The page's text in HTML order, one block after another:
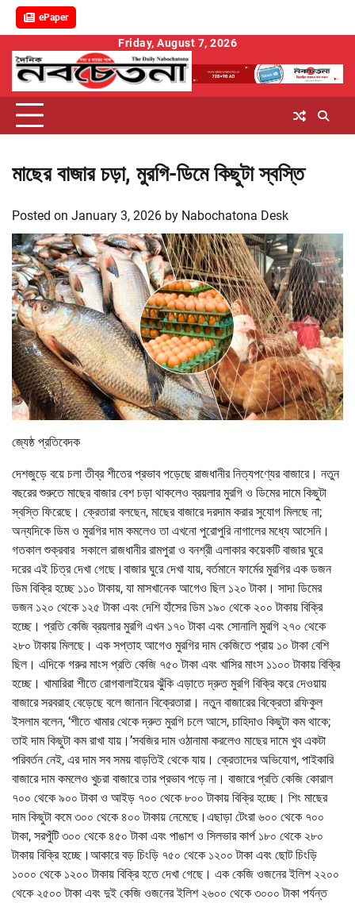
ePaper
content
Friday, August 7, 2026
মাছের বাজার চড়া, মুরগি-ডিমে কিছুটা স্বস্তি
Posted on January 3, 2026 by Nabochatona Desk
জ্যেষ্ঠ প্রতিবেদক
দেশজুড়ে বয়ে চলা তীব্র শীতের প্রভাব পড়েছে রাজধানীর নিত্যপণ্যের বাজারে। নতুন
বছরের শুরুতে মাছের বাজার বেশ চড়া থাকলেও ব্রয়লার মুরগি ও ডিমের দামে কিছুটা
স্বস্তি ফিরেছে। ক্রেতারা বলছেন, মাছের বাজারে দরদাম করার সুযোগ মিলছে না;
অন্যদিকে ডিম ও মুরগির দাম কমলেও তা এখনো পুরোপুরি নাগালের মধ্যে আসেনি।
গতকাল শুক্রবার সকালে রাজধানীর রামপুরা ও বনশ্রী এলাকার কয়েকটি বাজার ঘুরে
দরের এই চিত্র দেখা গেছে।বাজার ঘুরে দেখা যায়, বর্তমানে ফার্মের মুরগির এক ডজন
ডিম বিক্রি হচ্ছে ১১০ টাকায়, যা মাসখানেক আগেও ছিল ১২০ টাকা। সাদা ডিমের
ডজন ১২০ থেকে ১২৫ টাকা এবং দেশি হাঁসের ডিম ১৯০ থেকে ২০০ টাকায় বিক্রি
হচ্ছে। প্রতি কেজি ব্রয়লার মুরগি এখন ১৭০ টাকা এবং সোনালি মুরগি ২৭০ থেকে
২৮০ টাকায় মিলছে। এক সপ্তাহ আগেও মুরগির দাম কেজিতে প্রায় ১০ টাকা বেশি
ছিল। এদিকে গরুর মাংস প্রতি কেজি ৭৫০ টাকা এবং খাসির মাংস ১১০০ টাকায় বিক্রি
হচ্ছে। খামারিরা শীতে রোগবালাইয়ের ঝুঁকি এড়াতে দ্রুত মুরগি বিক্রি করে দেওয়ায়
বাজারে সরবরাহ বেড়েছে বলে জানান বিক্রেতারা। নতুন বাজারের বিক্রেতা রফিকুল
ইসলাম বলেন, ‘শীতে খামার থেকে দ্রুত মুরগি চলে আসে, চাহিদাও কিছুটা কম থাকে;
তাই দাম কিছুটা কম রাখা যায়।’সবজির দাম ওঠানামা করলেও মাছের দামে খুব একটা
পরিবর্তন নেই, এর দাম সব সময় বাড়তিই থেকে যায়। ক্রেতাদের অভিযোগ, পাইকারি
বাজারে দাম কমলেও খুচরা বাজারে তার প্রভাব পড়ে না। বাজারে প্রতি কেজি কোরাল
৭০০ থেকে ৯০০ টাকা ও আইড় ৭০০ থেকে ৮০০ টাকায় বিক্রি হচ্ছে। শিং মাছের
দাম কিছুটা কমে ৩০০ থেকে ৪০০ টাকায় নেমেছে।এছাড়া টেংরা ৬০০ থেকে ৭০০
টাকা, সরপুঁটি ৩০০ থেকে ৪৫০ টাকা এবং পাঙাশ ও সিলভার কার্প ১৮০ থেকে ২৮০
টাকায় বিক্রি হচ্ছে।আকারে বড় চিংড়ি ৭৫০ থেকে ১২০০ টাকা এবং ছোট চিংড়ি
১০০০ থেকে ১২০০ টাকায় বিক্রি হতে দেখা গেছে। এক কেজি ওজনের ইলিশ ২২০০
থেকে ২৫০০ টাকা এবং দুই কেজি ওজনের ইলিশ ২৬০০ থেকে ৩০০০ টাকা পর্যন্ত